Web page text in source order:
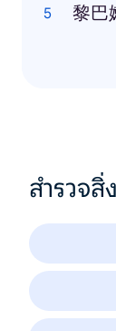
黎巴
สำรวจสิ่